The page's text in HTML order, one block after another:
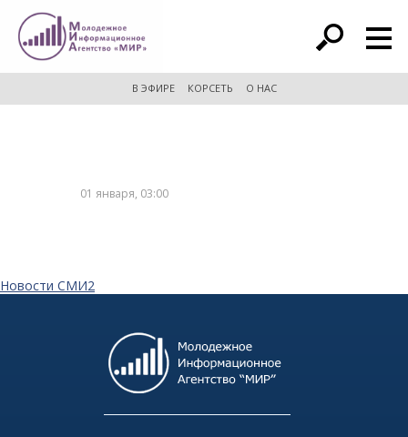
расширенный поиск
В ЭФИРЕ КОРСЕТЬ О НАС
01 января, 03:00
Новости СМИ2